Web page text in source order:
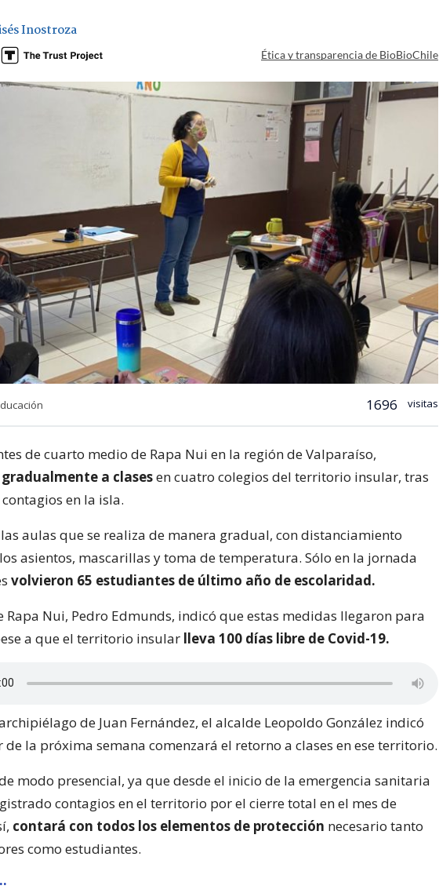
Inostroza
Ética y transparencia de BioBioChile
1696 visitas
de cuarto medio de Rapa Nui en la región de Valparaíso,
a clasesen cuatro colegios del territorio insular, tras
en la isla.
aulas que se realiza de manera gradual, con distanciamiento
asientos, mascarillas y toma de temperatura. Sólo en la jornada
volvieron 65 estudiantes de último año de escolaridad.
Rapa Nui, Pedro Edmunds, indicó que estas medidas llegaron para
a que el territorio insular lleva 100 días libre de Covid-19.
de Juan Fernández, el alcalde Leopoldo González indicó
de la próxima semana comenzará el retorno a clases en ese territorio.
modo presencial, ya que desde el inicio de la emergencia sanitaria
contagios en el territorio por el cierre total en el mes de
contará con todos los elementos de protección necesario tanto
como estudiantes.